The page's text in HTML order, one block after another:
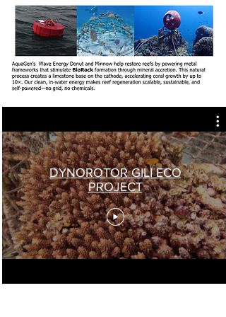
DYNOROTOR GILI ECO
PROJECT